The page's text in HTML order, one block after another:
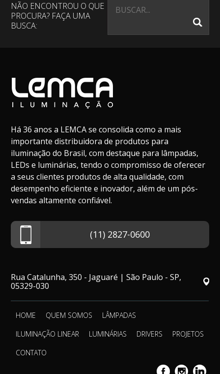
NÃO ENCONTROU O QUE
PROCURA? FAÇA UMA
BUSCA:
Há 36 anos a LEMCA se consolida como a mais
importante distribuidora de produtos para
iluminação do Brasil, com destaque para lâmpadas,
LEDs e luminárias, tendo o compromisso de oferecer
a seus clientes produtos de alta qualidade, com
desempenho eficiente e inovador, além de um pós-
vendas altamente confiável.
(11) 2827-0600
Rua Catalunha, 350 - Jaguaré | São Paulo - SP,
05329-030
HOME QUEM SOMOS
LÂMPADAS
ILUMINAÇÃO LINEAR
LUMINÁRIAS DRIVERS
PROJETOS
CONTATO